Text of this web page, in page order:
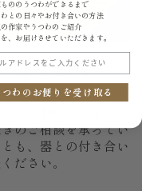
まっても。
たり割れたりするこ
のご相談を承ってい
も、器との付き合い
ださい。
ののうつわができるまで
わとの日々やお付き合いの方法
の作家やうつわのご紹介
、お届けさせていただきます。
つわのお便りを受け取る